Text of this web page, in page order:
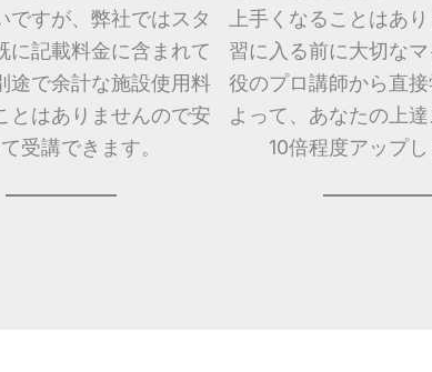
ですが、弊社ではスタ
に記載料金に含まれて
途で余計な施設使用料
とはありませんので安
受講できます。
上手くなることはあ
習に入る前に大切な
役のプロ講師から直
よって、あなたの上
10倍程度アップし